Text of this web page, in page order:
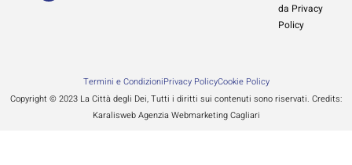
da Privacy
Policy
Termini e CondizioniPrivacy PolicyCookie Policy
Copyright © 2023 La Città degli Dei, Tutti i diritti sui contenuti sono riservati. Credits:
Karalisweb Agenzia Webmarketing Cagliari